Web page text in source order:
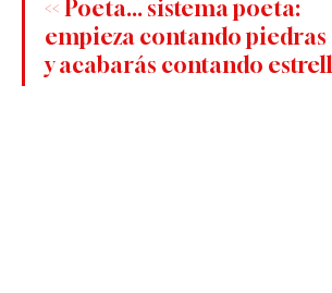
<< Poeta... sistema poeta:
empieza contando piedras
y acabarás contando